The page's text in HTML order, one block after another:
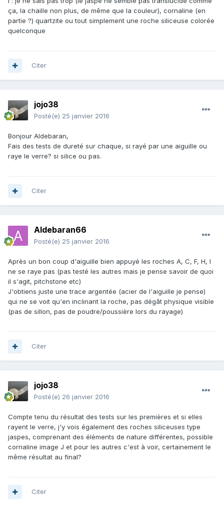
ça, la chaille non plus, de même que la couleur), cornaline (en
partie ?) quartzite ou tout simplement une roche siliceuse colorée
quelconque
Citer
jojo38
Posté(e) 25 janvier 2016
Bonjour Aldebaran,
Fais des tests de dureté sur chaque, si rayé par une aiguille ou
raye le verre? si silice ou pas.
Citer
Aldebaran66
Posté(e) 25 janvier 2016
Après un bon coup d'aiguille bien appuyé les roches A, C, F, H, I
ne se raye pas (pas testé les autres mais je pense savoir de quoi
il s'agit, pitchstone etc)
J'obtiens juste une trace argentée (acier de l'aiguille je pense)
qui ne se voit qu'en inclinant la roche, pas dégât physique visible
(pas de sillon, pas de poudre/poussière lors du rayage)
Citer
jojo38
Posté(e) 26 janvier 2016
Compte tenu du résultat des tests sur les premières et si elles
rayent le verre, j'y vois également des roches siliceuses type
jaspes, comprenant des éléments de nature différentes, possible
cornaline image J et pour les autres c'est à voir, certainement le
même résultat au final?
Citer